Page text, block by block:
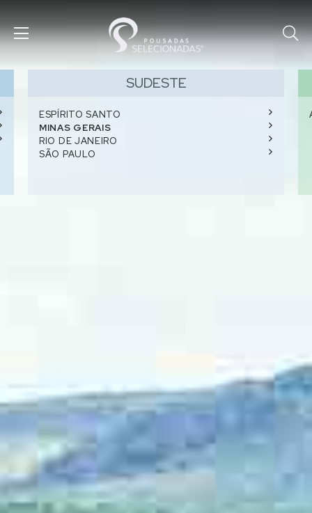
SUDESTE
ESPÍRITO SANTO
MINAS GERAIS
RIO DE JANEIRO
SÃO PAULO